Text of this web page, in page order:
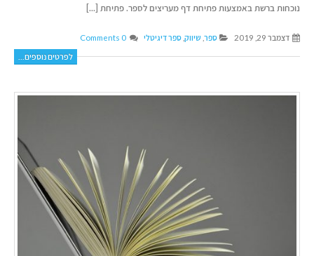
נוכחות ברשת באמצעות פתיחת דף מעריצים לספר. פתיחת [...]
דצמבר 29, 2019 ספר שיווק ,ספר דיגיטלי 0 Comments
לפרטים נוספים...